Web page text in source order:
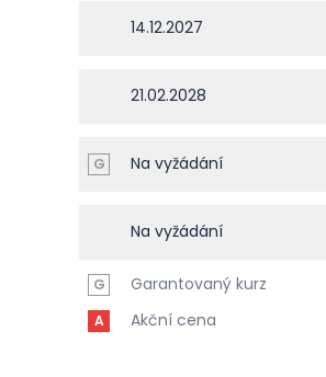
14.12.2027
21.02.2028
G Na vyžádání
Na vyžádání
G Garantovaný kurz
A Akční cena